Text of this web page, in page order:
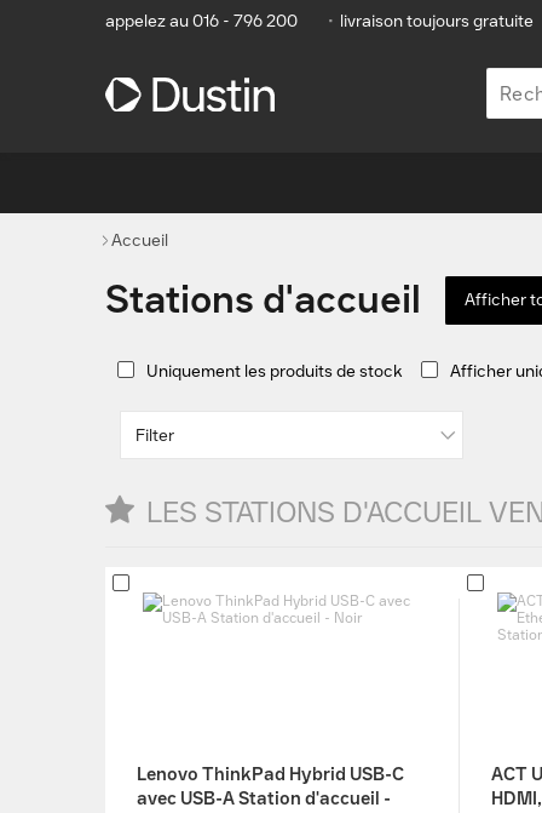
appelez au 016 - 796 200 • livraison toujours gratuite
Accueil
Stations d'accueil Afficher
Uniquement les produits de stock Afficher
Filter
LES STATIONS D'ACCUEIL
Lenovo ThinkPad Hybrid USB-C
avec USB-A Station d'accueil -
ACT